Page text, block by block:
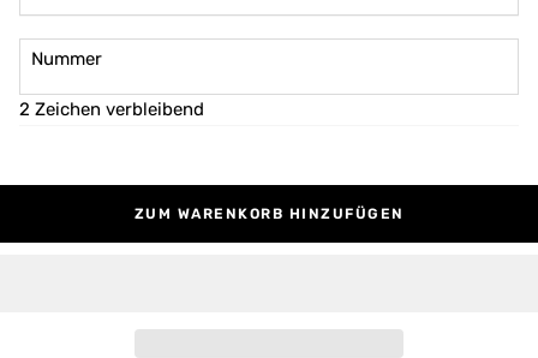
Nummer
2 Zeichen verbleibend
ZUM WARENKORB HINZUFÜGEN